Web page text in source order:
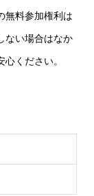
無料参加権利は
ない場合はなか
ください。